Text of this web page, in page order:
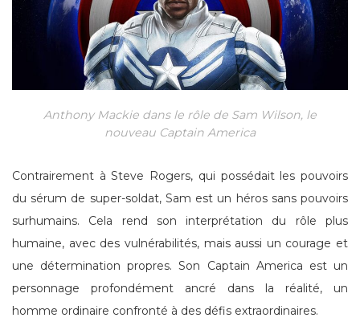
Anthony Mackie dans le rôle de Sam Wilson, le
nouveau Captain America
Contrairement à Steve Rogers, qui possédait les pouvoirs
du sérum de super-soldat, Sam est un héros sans pouvoirs
surhumains. Cela rend son interprétation du rôle plus
humaine, avec des vulnérabilités, mais aussi un courage et
une détermination propres. Son Captain America est un
personnage profondément ancré dans la réalité, un
homme ordinaire confronté à des défis extraordinaires.